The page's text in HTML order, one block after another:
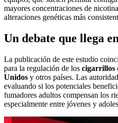
mayores concentraciones de
alteraciones genéticas más
Un debate que llega
La publicación de este estudio
para la regulación de los cigarrillos
Unidos y otros países. Las
evaluando si los potenciales
fumadores adultos compensan los
especialmente entre jóvenes y